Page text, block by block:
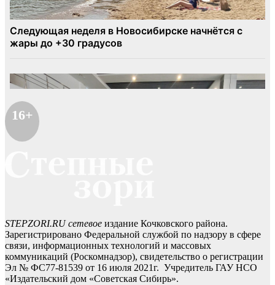
16+
STEPZORI.RU сетевое издание Кочковского района.
Зарегистрировано Федеральной службой по надзору в сфере
связи, информационных технологий и массовых
коммуникаций (Роскомнадзор), свидетельство о регистрации
Эл № ФС77-81539 от 16 июля 2021г. Учредитель ГАУ НСО
«Издательский дом «Советская Сибирь».